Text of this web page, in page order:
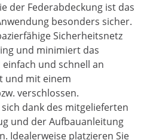
der Federabdeckung ist das
besonders sicher.
Sicherheitsnetz
und minimiert das
und schnell an
und mit einem
verschlossen.
dank des mitgelieferten
und der Aufbauanleitung
Idealerweise platzieren Sie